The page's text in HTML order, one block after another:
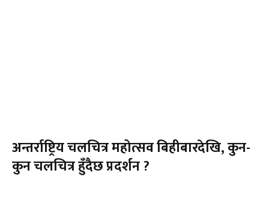
अन्तर्राष्ट्रिय चलचित्र महोत्सव बिहीबारदेखि, कुन-
कुन चलचित्र हुँदैछ प्रदर्शन ?